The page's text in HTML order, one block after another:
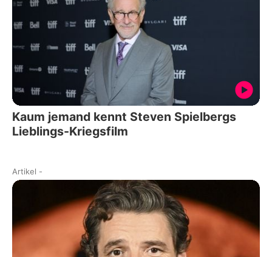
Kaum jemand kennt Steven Spielbergs
Lieblings-Kriegsfilm
Artikel -